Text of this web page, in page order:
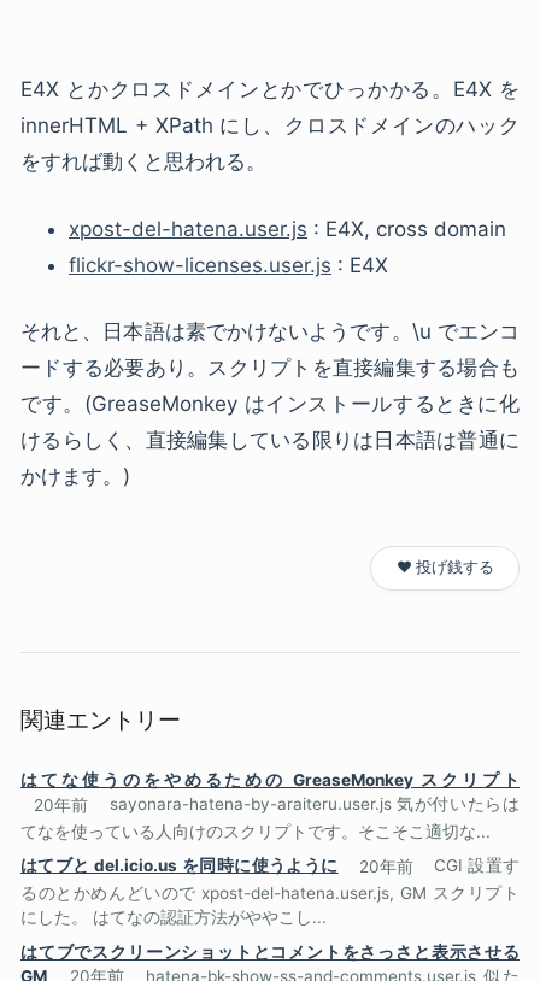
E4X とかクロスドメインとかでひっかかる。E4X を
innerHTML + XPath にし、クロスドメインのハック
をすれば動くと思われる。
xpost-del-hatena.user.js : E4X, cross domain
flickr-show-licenses.user.js : E4X
それと、日本語は素でかけないようです。\u でエンコ
ードする必要あり。スクリプトを直接編集する場合も
です。(GreaseMonkey はインストールするときに化
けるらしく、直接編集している限りは日本語は普通に
かけます。)
❤️ 投げ銭する
関連エントリー
はてな使うのをやめるための GreaseMonkey スクリプト
20年前
sayonara-hatena-by-araiteru.user.js 気が付いたらは
てなを使っている人向けのスクリプトです。そこそこ適切な...
はてブと del.icio.us を同時に使うように
20年前
CGI 設置す
るのとかめんどいので xpost-del-hatena.user.js, GM スクリプト
にした。 はてなの認証方法がややこし...
はてブでスクリーンショットとコメントをさっさと表示させる
GM
20年前 hatena-bk-show-ss-and-comments.user.js 似た